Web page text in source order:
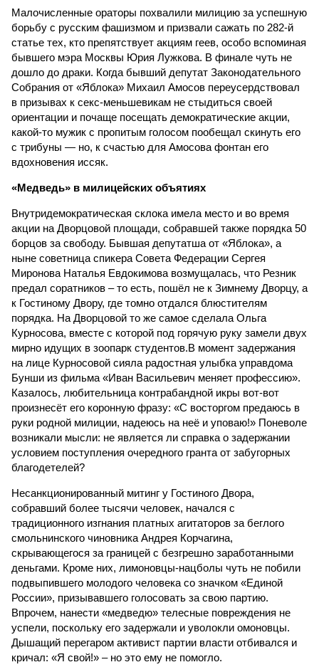
Малочисленные ораторы похвалили милицию за успешную
борьбу с русским фашизмом и призвали сажать по 282-й
статье тех, кто препятствует акциям геев, особо вспоминая
бывшего мэра Москвы Юрия Лужкова. В финале чуть не
дошло до драки. Когда бывший депутат Законодательного
Собрания от «Яблока» Михаил Амосов переусердствовал
в призывах к секс-меньшевикам не стыдиться своей
ориентации и почаще посещать демократические акции,
какой-то мужик с пропитым голосом пообещал скинуть его
с трибуны — но, к счастью для Амосова фонтан его
вдохновения иссяк.
«Медведь» в милицейских объятиях
Внутридемократическая склока имела место и во время
акции на Дворцовой площади, собравшей также порядка 50
борцов за свободу. Бывшая депутатша от «Яблока», а
ныне советница спикера Совета Федерации Сергея
Миронова Наталья Евдокимова возмущалась, что Резник
предал соратников – то есть, пошёл не к Зимнему Дворцу, а
к Гостиному Двору, где томно отдался блюстителям
порядка. На Дворцовой то же самое сделала Ольга
Курносова, вместе с которой под горячую руку замели двух
мирно идущих в зоопарк студентов.В момент задержания
на лице Курносовой сияла радостная улыбка управдома
Бунши из фильма «Иван Васильевич меняет профессию».
Казалось, любительница контрабандной икры вот-вот
произнесёт его коронную фразу: «С восторгом предаюсь в
руки родной милиции, надеюсь на неё и уповаю!» Поневоле
возникали мысли: не является ли справка о задержании
условием поступления очередного гранта от забугорных
благодетелей?
Несанкционированный митинг у Гостиного Двора,
собравший более тысячи человек, начался с
традиционного изгнания платных агитаторов за беглого
смольнинского чиновника Андрея Корчагина,
скрывающегося за границей с безгрешно заработанными
деньгами. Кроме них, лимоновцы-нацболы чуть не побили
подвыпившего молодого человека со значком «Единой
России», призывавшего голосовать за свою партию.
Впрочем, нанести «медведю» телесные повреждения не
успели, поскольку его задержали и уволокли омоновцы.
Дышащий перегаром активист партии власти отбивался и
кричал: «Я свой!» – но это ему не помогло.